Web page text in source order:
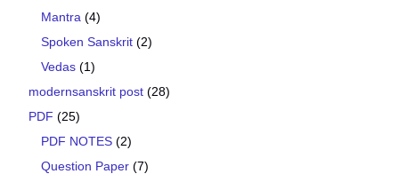
Mantra (4)
Spoken Sanskrit (2)
Vedas (1)
modernsanskrit post (28)
PDF (25)
PDF NOTES (2)
Question Paper (7)